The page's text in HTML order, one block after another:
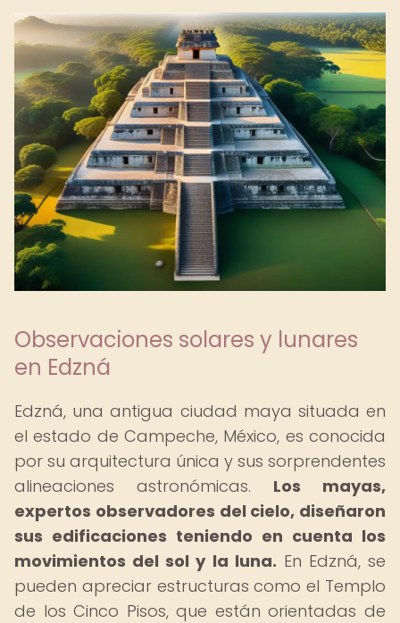
Observaciones solares y lunares
en Edzná
Edzná, una antigua ciudad maya situada en
el estado de Campeche, México, es conocida
por su arquitectura única y sus sorprendentes
alineaciones astronómicas. Los mayas,
expertos observadores del cielo, diseñaron
sus edificaciones teniendo en cuenta los
movimientos del sol y la luna. En Edzná, se
pueden apreciar estructuras como el Templo
de los Cinco Pisos, que están orientadas de